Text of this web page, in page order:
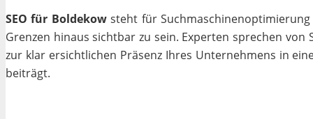
SEO für Boldekowsteht für
Grenzen hinaus sichtbar zu sein. Experten sprechen von
zur klar ersichtlichen Präsenz Ihres Unternehmens in
beiträgt.